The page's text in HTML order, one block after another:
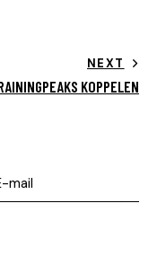
NEXT
KOPPELEN